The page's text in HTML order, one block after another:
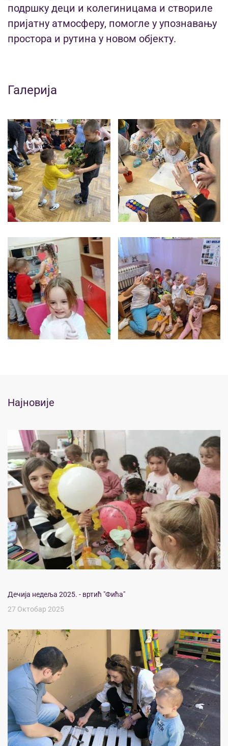
подршку деци и колегиницама и створиле
пријатну атмосферу, помогле у упознавању
простора и рутина у новом објекту.
Галерија
Најновије
Дечија недеља 2025. - вртић "Фића"
27 Октобар 2025